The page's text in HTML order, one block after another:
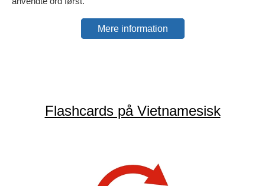
Mere information
Flashcards på Vietnamesisk